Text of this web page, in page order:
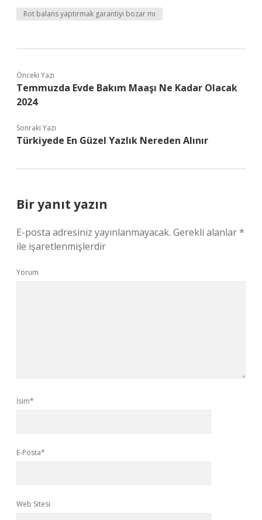
Rot balans yaptırmak garantiyi bozar mı
Önceki Yazı
Temmuzda Evde Bakım Maaşı Ne Kadar Olacak
2024
Sonraki Yazı
Türkiyede En Güzel Yazlık Nereden Alınır
Bir yanıt yazın
E-posta adresiniz yayınlanmayacak. Gerekli alanlar*
ile işaretlenmişlerdir
Yorum
İsim*
E-Posta*
Web Sitesi